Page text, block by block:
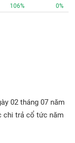
106% 0%
02 tháng 07 năm
chi trả cổ tức năm